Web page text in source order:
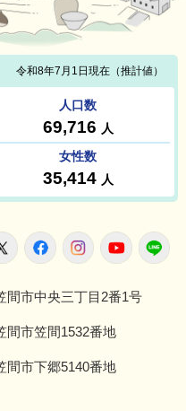
市役所
X FacebookInstagram
間市中央三丁目2番1号
間市笠間1532番地
間市下郷5140番地